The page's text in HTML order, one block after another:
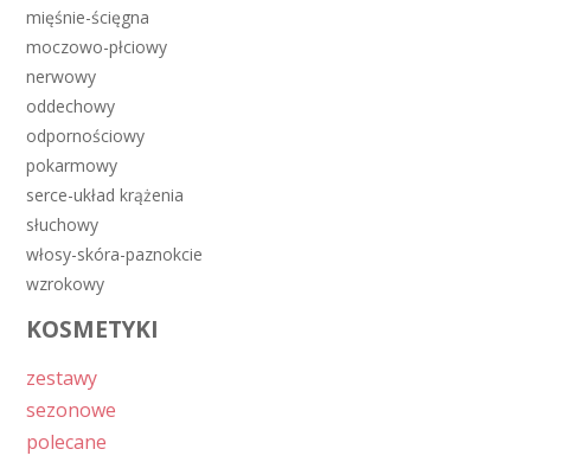
mięśnie-ścięgna
moczowo-płciowy
nerwowy
oddechowy
odpornościowy
pokarmowy
serce-układ krążenia
słuchowy
włosy-skóra-paznokcie
wzrokowy
KOSMETYKI
zestawy
sezonowe
polecane